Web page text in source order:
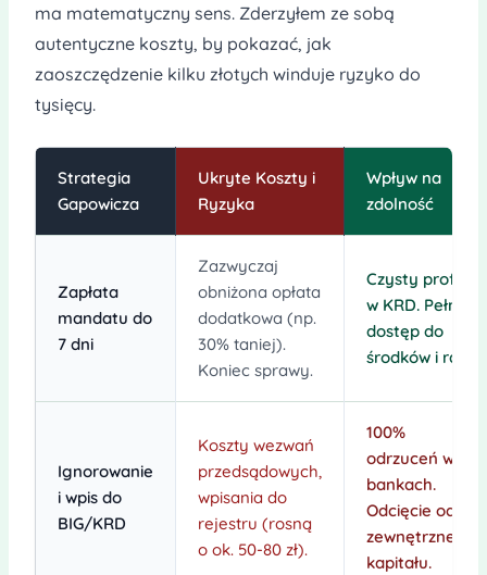
ma matematyczny sens. Zderzyłem ze sobą
autentyczne koszty, by pokazać, jak
zaoszczędzenie kilku złotych winduje ryzyko do
tysięcy.
Strategia
Gapowicza
Ukryte Koszty i
Ryzyka
Wpływ na
zdolność
Zapłata
mandatu do
7 dni
Zazwyczaj
obniżona opłata
dodatkowa (np.
30% taniej).
Koniec sprawy.
Czysty profil
w KRD. Pełny
dostęp do
środkówi rat.
Ignorowanie
i wpis do
BIG/KRD
Koszty wezwań
przedsądowych,
wpisania do
rejestru (rosną
o ok. 50-80 zł).
100%
odrzuceń w
bankach.
Odcięcie od
zewnętrznego
kapitału.